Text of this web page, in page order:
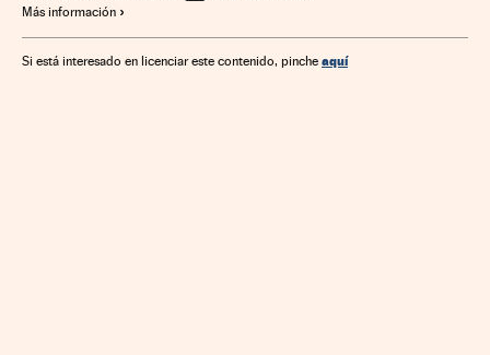
Conflictos políticos Comunidades autónomas
Más información
Si está interesado en licenciar este contenido, pinche aquí